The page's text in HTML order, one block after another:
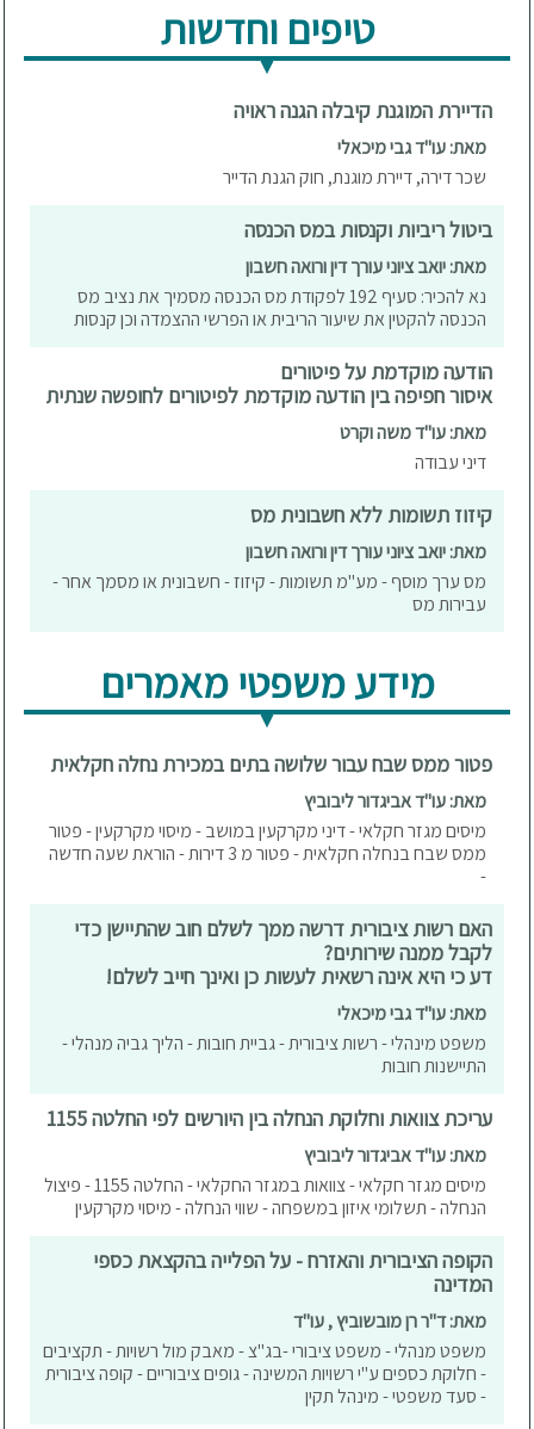
טיפים וחדשות
הדיירת המוגנת קיבלה הגנה ראויה
מאת: עו"ד גבי מיכאלי
שכר דירה, דיירת מוגנת, חוק הגנת הדייר
ביטול ריביות וקנסות במס הכנסה
מאת: יואב ציוני עורך דין ורואה חשבון
נא להכיר: סעיף 192 לפקודת מס הכנסה מסמיך את נציב מס
הכנסה להקטין את שיעור הריבית או הפרשי ההצמדה וכן קנסות
הודעה מוקדמת על פיטורים
איסור חפיפה בין הודעה מוקדמת לפיטורים לחופשה שנתית
מאת: עו"ד משה וקרט
דיני עבודה
קיזוז תשומות ללא חשבונית מס
מאת: יואב ציוני עורך דין ורואה חשבון
מס ערך מוסף - מע"מ תשומות - קיזוז - חשבונית או מסמך אחר -
עבירות מס
מידע משפטי מאמרים
פטור ממס שבח עבור שלושה בתים במכירת נחלה חקלאית
מאת: עו"ד אביגדור ליבוביץ
מיסים מגזר חקלאי - דיני מקרקעין במושב - מיסוי מקרקעין - פטור
ממס שבח בנחלה חקלאית - פטור מ 3 דירות - הוראת שעה חדשה
-
האם רשות ציבורית דרשה ממך לשלם חוב שהתיישן כדי
לקבל ממנה שירותים?
דע כי היא אינה רשאית לעשות כן ואינך חייב לשלם!
מאת: עו"ד גבי מיכאלי
משפט מינהלי - רשות ציבורית - גביית חובות - הליך גביה מנהלי -
התיישנות חובות
עריכת צוואות וחלוקת הנחלה בין היורשים לפי החלטה 1155
מאת: עו"ד אביגדור ליבוביץ
מיסים מגזר חקלאי - צוואות במגזר החקלאי - החלטה 1155 - פיצול
הנחלה - תשלומי איזון במשפחה - שווי הנחלה - מיסוי מקרקעין
הקופה הציבורית והאזרח - על הפלייה בהקצאת כספי
המדינה
מאת: ד"ר רן מובשוביץ , עו"ד
משפט מנהלי - משפט ציבורי -בג"צ - מאבק מול רשויות - תקציבים
- חלוקת כספים ע"י רשויות המשינה - גופים ציבוריים - קופה ציבורית
- סעד משפטי - מינהל תקין